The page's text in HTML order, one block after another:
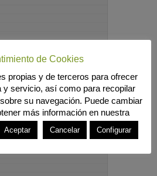
de Cookies
propias y de terceros para ofrecer
y servicio, así como para recopilar
su navegación. Puede cambiar
más información en nuestra
Aceptar Cancelar Configurar